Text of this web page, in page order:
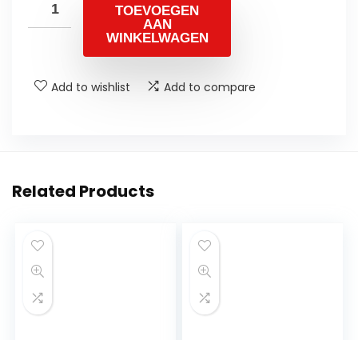
TOEVOEGEN
AAN
WINKELWAGEN
Add to wishlist Add to compare
Related Products